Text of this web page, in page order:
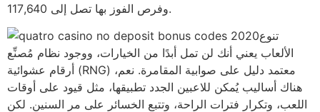
وفرص الفوز بها تصل إلى 117,640.
تنوع
الألعاب يعني أنك لن تمل أبدًا من الخيارات، ووجود نظام مُصنِّع
أرقام عشوائية (RNG) معتمد دليل على صوابية المقامرة. نعم،
هناك أساليب يُمكن للاعبين الجدد تطبيقها، مثل قيود على أوقات
اللعب، وتكرار فترات الراحة، وتتبع الخسائر على مر السنين. لكن